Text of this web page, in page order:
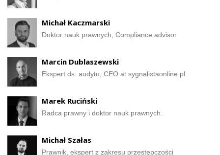
Michał Kaczmarski
Doktor nauk prawnych, Compliance advisor
Marcin Dublaszewski
Ekspert ds. audytu, CEO at sygnalistaonline.pl
Marek Ruciński
Radca prawny i doktor nauk prawnych.
Michał Szałas
Prawnik, ekspert z zakresu przestępczości